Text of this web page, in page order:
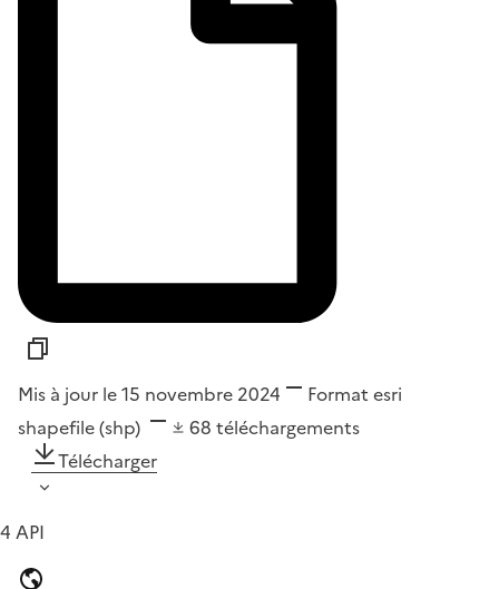
Mis à jour le 15 novembre 2024 Format esri
shapefile (shp)
68 téléchargements
Télécharger
4 API